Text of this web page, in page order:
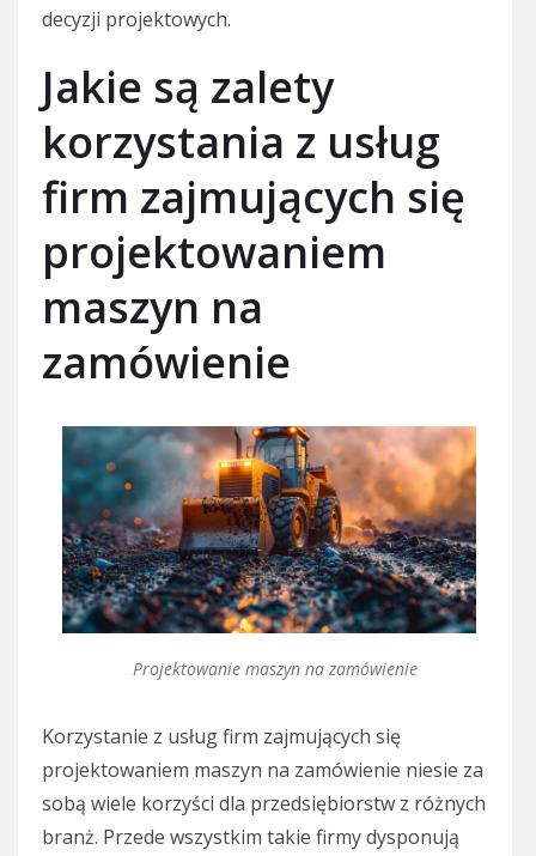
decyzji projektowych.
Jakie są zalety
korzystania z usług
firm zajmujących się
projektowaniem
maszyn na
zamówienie
Projektowanie maszyn na zamówienie
Korzystanie z usług firm zajmujących się
projektowaniem maszyn na zamówienie niesie za
sobą wiele korzyści dla przedsiębiorstw z różnych
branż. Przede wszystkim takie firmy dysponują